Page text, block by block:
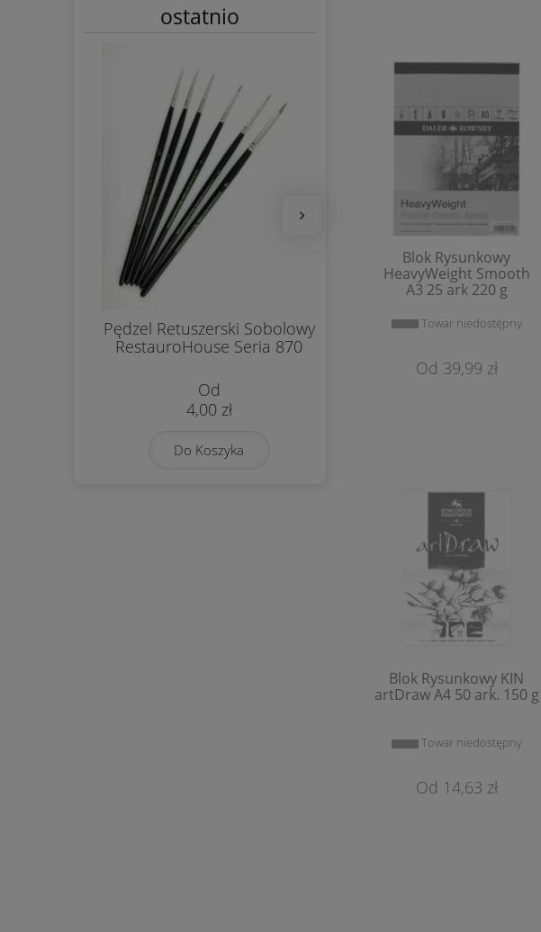
ostatnio
Pędzel Retuszerski Sobolowy
RestauroHouse Seria 870
4,00 zł
Do Koszyka
Pastele Suche Renesans
Blok Rysunkowy
HeavyWeight Smooth
A3 25 ark 220 g
Towar niedostępny
39,99 zł
Blok Rysunkowy KIN
artDraw A4 50 ark. 150 g
Towar niedostępny
14,63 zł